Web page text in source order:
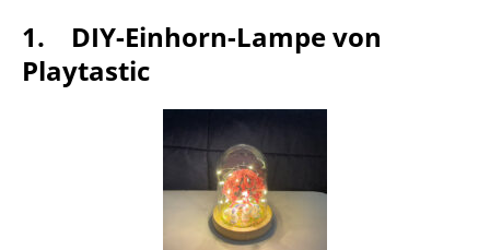
1. DIY-Einhorn-Lampe von
Playtastic